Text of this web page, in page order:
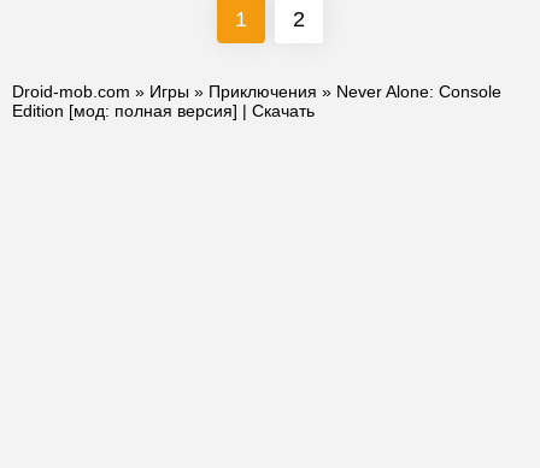
1 2
Droid-mob.com » Игры » Приключения » Never Alone: Console
Edition [мод: полная версия] | Скачать